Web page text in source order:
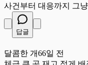
사건부터 대응까지 그
답글
달콤한 개66일 전